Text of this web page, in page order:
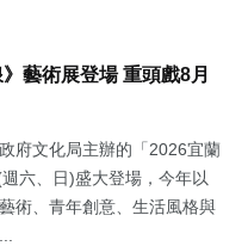
藝術展登場 重頭戲8月
府文化局主辦的「2026宜蘭
六、日)盛大登場，今年以
術、青年創意、生活風格與